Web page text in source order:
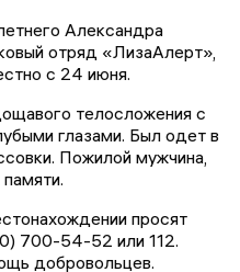
Александра
отряд «ЛизаАлерт»,
с 24 июня.
телосложения с
глазами. Был одет в
Пожилой мужчина,
просят
700-54-52 или 112.
добровольцев.